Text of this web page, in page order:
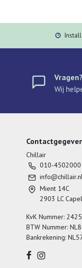
Vragen?
Wij
Chillair
010-4502000
Mient 14C
2903 LC
KvK Nummer:
BTW Nummer:
Bankrekening: